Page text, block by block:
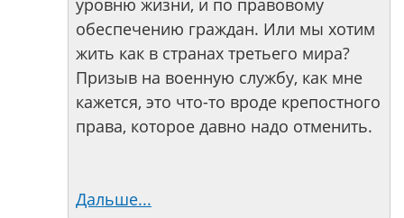
уровню жизни, и по правовому
обеспечению граждан. Или мы хотим
жить как в странах третьего мира?
Призыв на военную службу, как мне
кажется, это что-то вроде крепостного
права, которое давно надо отменить.
Дальше...